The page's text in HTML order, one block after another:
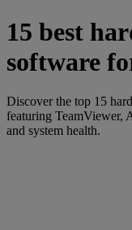
15 best
software
Discover the top 15
featuring TeamViewer,
and system health.